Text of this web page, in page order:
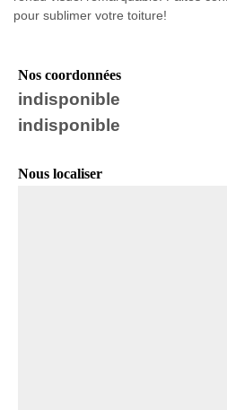
pour sublimer votre toiture!
Nos coordonnées
indisponible
indisponible
Nous localiser